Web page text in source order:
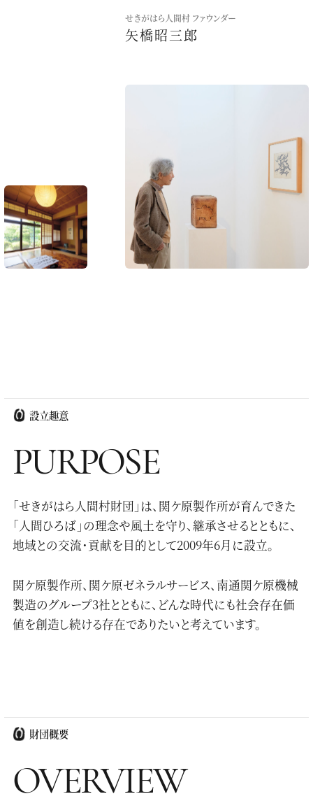
せきがはら人間村 ファウンダー
矢橋昭三郎
せきがはら人間村
生活美術館ものがたり
設立趣意
PURPOSE
「せきがはら人間村財団」は、関ケ原製作所が育んできた
「人間ひろば」の理念や風土を守り、継承させるとともに、
地域との交流・貢献を目的として2009年6月に設立。
関ケ原製作所、関ケ原ゼネラルサービス、南通関ケ原機械
製造のグループ3社とともに、どんな時代にも社会存在価
値を創造し続ける存在でありたいと考えています。
財団概要
OVERVIEW